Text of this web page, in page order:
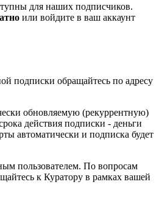
для наших подписчиков.
или войдите в ваш аккаунт
подписки обращайтесь по адресу
обновляемую (рекуррентную)
действия подписки - деньги
автоматически и подписка будет
пользователем. По вопросам
к Куратору в рамках вашей